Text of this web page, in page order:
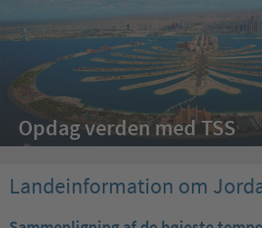
Opdag verden med TSS
Landeinformation om